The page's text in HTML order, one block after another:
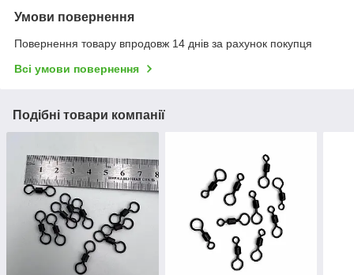
Умови повернення
Повернення товару впродовж 14 днів за рахунок покупця
Всі умови повернення
Подібні товари компанії